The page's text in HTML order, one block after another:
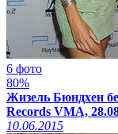
6 фото
80%
Жизель Бюндхен
Records VMA,
10.06.2015